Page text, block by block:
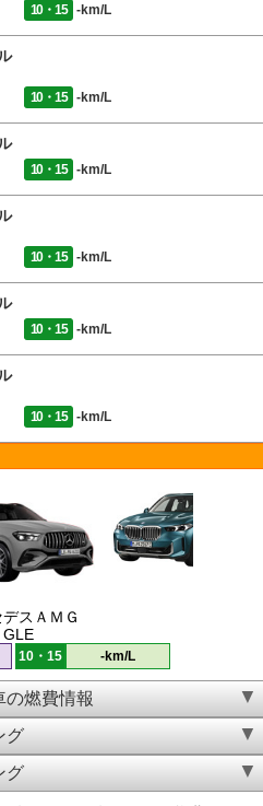
10・15 -km/L
10・15 -km/L
10・15 -km/L
10・15 -km/L
10・15 -km/L
10・15 -km/L
デスＡＭＧ
GLE
10・15 -km/L
の燃費情報
グ
グ